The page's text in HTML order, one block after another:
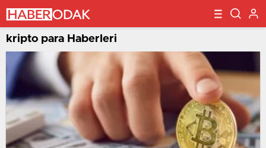
kripto para Haberleri